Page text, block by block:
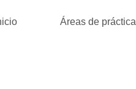
Áreas de práctica